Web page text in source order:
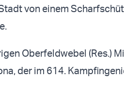
von einem
Oberfeldwebel (Res.)
der im 614.